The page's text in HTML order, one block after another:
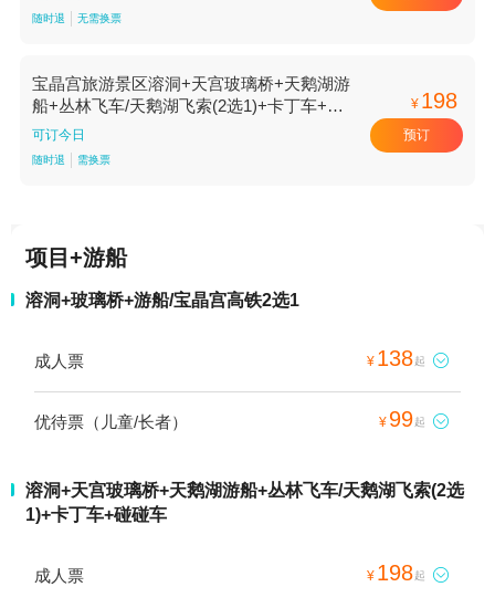
随时退 无需换票
宝晶宫旅游景区溶洞+天宫玻璃桥+天鹅湖游
船+丛林飞车/天鹅湖飞索(2选1)+卡丁车+碰
碰车成人票-标准价
可订今日
随时退 需换票
¥ 198
预订
项目+游船
溶洞+玻璃桥+游船/宝晶宫高铁2选1
成人票 ¥ 138起 
优待票（儿童/长者） ¥ 99起 
溶洞+天宫玻璃桥+天鹅湖游船+丛林飞车/天鹅湖飞索(2选
1)+卡丁车+碰碰车
成人票 ¥ 198起 